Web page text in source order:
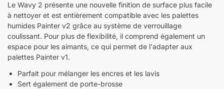
Le Wavy 2 présente une nouvelle finition de surface plus facile
à nettoyer et est entièrement compatible avec les palettes
humides Painter v2 grâce au système de verrouillage
coulissant. Pour plus de flexibilité, il comprend également un
espace pour les aimants, ce qui permet de l'adapter aux
palettes Painter v1.
Parfait pour mélanger les encres et les lavis
Sert également de porte-brosse